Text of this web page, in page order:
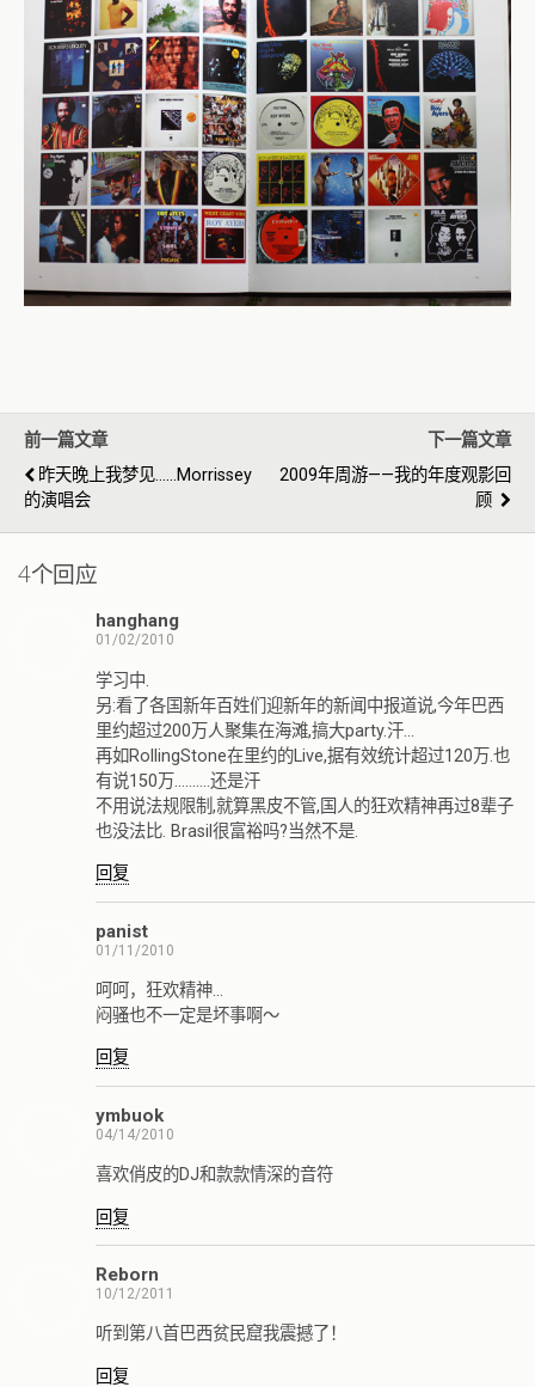
前一篇文章
昨天晚上我梦见……Morrissey
的演唱会
下一篇文章
2009年周游——我的年度观影回
顾
4个回应
hanghang
01/02/2010
学习中.
另:看了各国新年百姓们迎新年的新闻中报道说,今年巴西
里约超过200万人聚集在海滩,搞大party.汗…
再如RollingStone在里约的Live,据有效统计超过120万.也
有说150万……….还是汗
不用说法规限制,就算黑皮不管,国人的狂欢精神再过8辈子
也没法比. Brasil很富裕吗?当然不是.
回复
panist
01/11/2010
呵呵，狂欢精神…
闷骚也不一定是坏事啊～
回复
ymbuok
04/14/2010
喜欢俏皮的DJ和款款情深的音符
回复
Reborn
10/12/2011
听到第八首巴西贫民窟我震撼了！
回复